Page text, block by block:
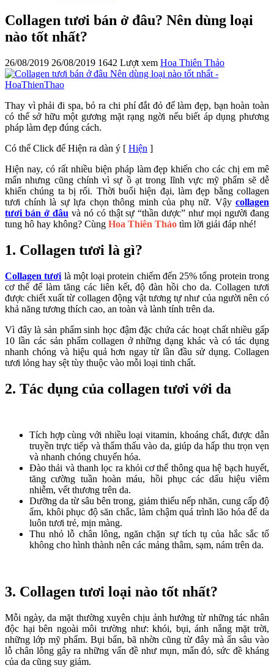
Collagen tươi bán ở đâu? Nên dùng loại
nào tốt nhất?
26/08/2019 26/08/2019 1642 Lượt xem Hoa Thiên Thảo
Thay vì phải đi spa, bỏ ra chi phí đắt đỏ để làm đẹp, bạn hoàn toàn
có thể sở hữu một gương mặt rạng ngời nếu biết áp dụng phương
pháp làm đẹp đúng cách.
Có thể Click để Hiện ra dàn ý [ Hiện ]
Hiện nay, có rất nhiều biện pháp làm đẹp khiến cho các chị em mê
mẩn nhưng cũng chính vì sự ồ ạt trong lĩnh vực mỹ phẩm sẽ dễ
khiến chúng ta bị rối. Thời buổi hiện đại, làm đẹp bằng collagen
tươi chính là sự lựa chọn thông minh của phụ nữ. Vậy collagen
tươi bán ở đâu và nó có thật sự “thần dược” như mọi người đang
tung hô hay không? Cùng Hoa Thiên Thảo tìm lời giải đáp nhé!
1. Collagen tươi là gì?
Collagen tươi là một loại protein chiếm đến 25% tổng protein trong
cơ thể để làm tăng các liên kết, độ đàn hồi cho da. Collagen tươi
được chiết xuất từ collagen động vật tương tự như của người nên có
khả năng tương thích cao, an toàn và lành tính trên da.
Vì đây là sản phẩm sinh học đậm đặc chứa các hoạt chất nhiều gấp
10 lần các sản phẩm collagen ở những dạng khác và có tác dụng
nhanh chóng và hiệu quả hơn ngay từ lần đầu sử dụng. Collagen
tươi lỏng hay sệt tùy thuộc vào mỗi loại tinh chất.
2. Tác dụng của collagen tươi với da
Tích hợp cùng với nhiều loại vitamin, khoáng chất, được dẫn
truyền trực tiếp và thẩm thấu vào da, giúp da hấp thu trọn vẹn
và nhanh chóng chuyển hóa.
Đào thải và thanh lọc ra khỏi cơ thể thông qua hệ bạch huyết,
tăng cường tuần hoàn máu, hồi phục các dấu hiệu viêm
nhiễm, vết thương trên da.
Dưỡng da từ sâu bên trong, giảm thiểu nếp nhăn, cung cấp độ
ẩm, khôi phục độ săn chắc, làm chậm quá trình lão hóa để da
luôn tươi trẻ, mịn màng.
Thu nhỏ lỗ chân lông, ngăn chặn sự tích tụ của hắc sắc tố
không cho hình thành nên các mảng thâm, sạm, nám trên da.
3. Collagen tươi loại nào tốt nhất?
Mỗi ngày, da mặt thường xuyên chịu ảnh hưởng từ những tác nhân
độc hại bên ngoài môi trường như: khói, bụi, ánh nắng mặt trời,
những lớp mỹ phẩm. Bụi bẩn, bã nhờn cũng từ đây mà ẩn sâu vào
lỗ chân lông gây ra những vấn đề như mụn, mẩn đỏ, sức đề kháng
của da cũng suy giảm.